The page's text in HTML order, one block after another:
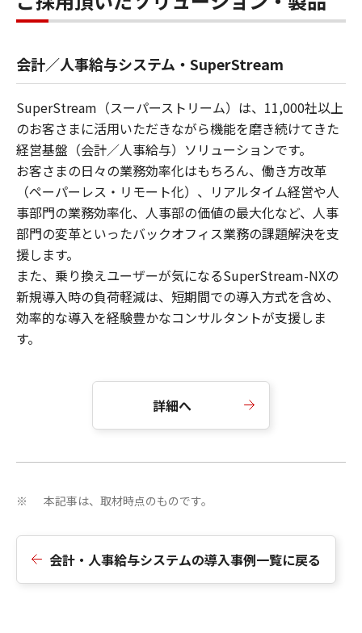
会計／人事給与システム・SuperStream
SuperStream（スーパーストリーム）は、11,000社以上
のお客さまに活用いただきながら機能を磨き続けてきた
経営基盤（会計／人事給与）ソリューションです。
お客さまの日々の業務効率化はもちろん、働き方改革
（ペーパーレス・リモート化）、リアルタイム経営や人
事部門の業務効率化、人事部の価値の最大化など、人事
部門の変革といったバックオフィス業務の課題解決を支
援します。
また、乗り換えユーザーが気になるSuperStream-NXの
新規導入時の負荷軽減は、短期間での導入方式を含め、
効率的な導入を経験豊かなコンサルタントが支援しま
す。
詳細へ
※ 本記事は、取材時点のものです。
会計・人事給与システムの導入事例一覧に戻る